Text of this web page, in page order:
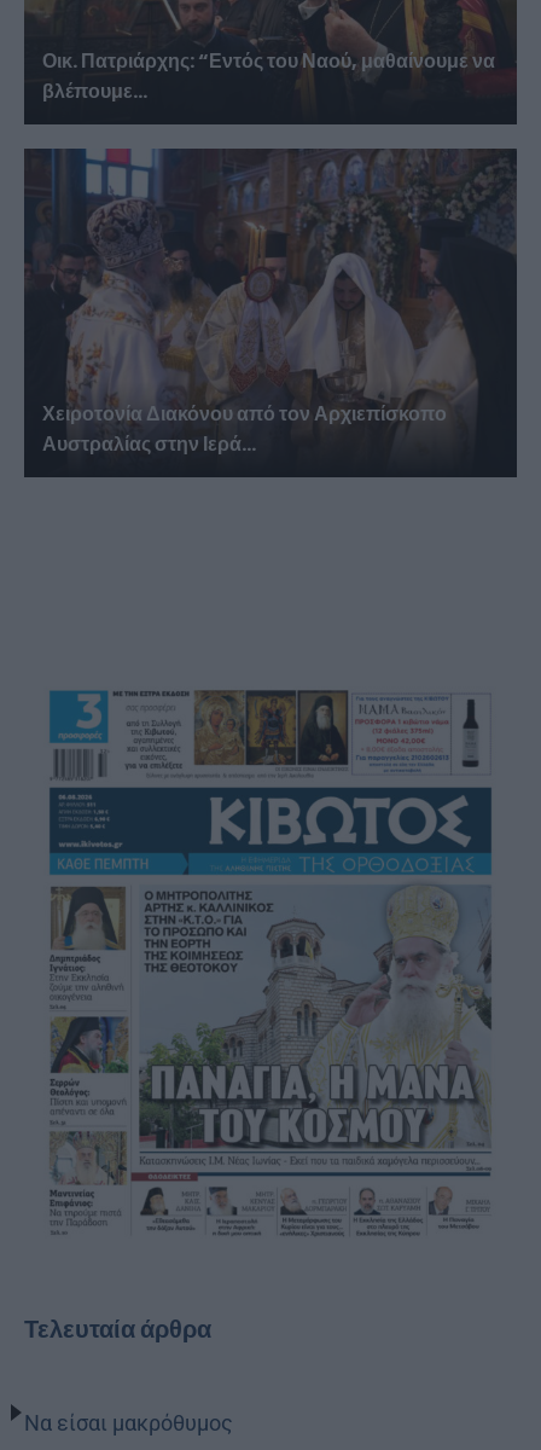
Οικ. Πατριάρχης: “Εντός του Ναού, μαθαίνουμε να
βλέπουμε...
Χειροτονία Διακόνου από τον Αρχιεπίσκοπο
Αυστραλίας στην Ιερά...
Τελευταία άρθρα
Να είσαι μακρόθυμος